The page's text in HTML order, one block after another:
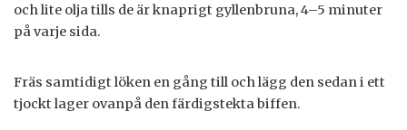
och lite olja tills de är knaprigt gyllenbruna, 4–5 minuter
på varje sida.
Fräs samtidigt löken en gång till och lägg den sedan i ett
tjockt lager ovanpå den färdigstekta biffen.